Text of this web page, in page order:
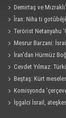
Demirtaş ve
pazarlık süreci değildir’
Îran: Niha ti
Terörist Netanyahu
Mesrur Barzani:
İran'dan Hürmüz
Cevdet Yılmaz:
Beştaş: Kürt
Komisyonda
İşgalci İsrail,